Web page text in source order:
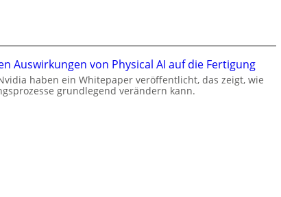
Auswirkungen von Physical AI auf die Fertigung
haben ein Whitepaper veröffentlicht, das zeigt, wie
grundlegend verändern kann.